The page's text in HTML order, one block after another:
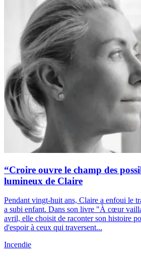
“Croire ouvre le champ des
lumineux de Claire
Pendant vingt-huit ans, Claire a enfoui le
a subi enfant. Dans son livre "À cœur
avril, elle choisit de raconter son histoire
d'espoir à ceux qui traversent...
Incendie